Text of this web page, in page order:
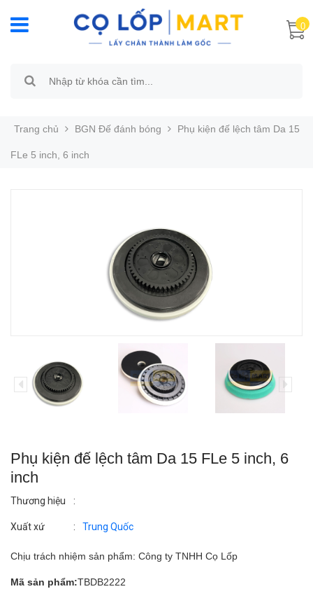
0
Trang chủ BGN Đế đánh bóng Phụ kiện đế lệch tâm Da 15
FLe 5 inch, 6 inch
Phụ kiện đế lệch tâm Da 15 FLe 5 inch, 6
inch
Thương hiệu :
Xuất xứ : Trung Quốc
Chịu trách nhiệm sản phẩm: Công ty TNHH Cọ Lốp
Mã sản phẩm:TBDB2222